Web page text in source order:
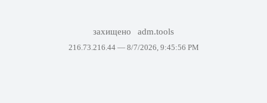
захищено adm.tools
216.73.216.44 — 8/7/2026, 9:45:56 PM